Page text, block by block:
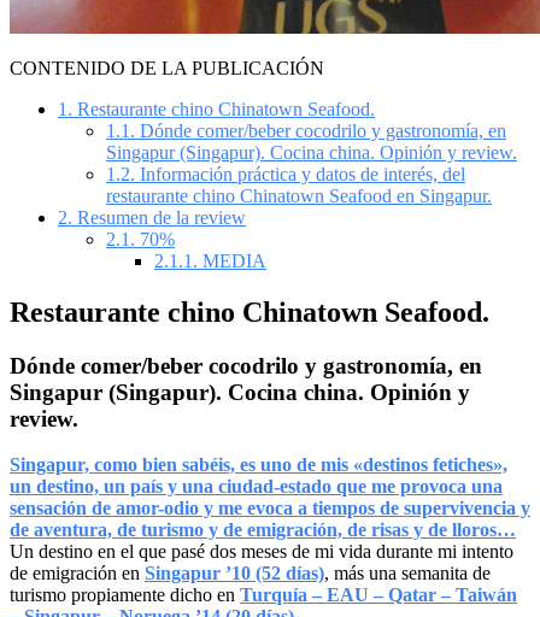
CONTENIDO DE LA PUBLICACIÓN
1. Restaurante chino Chinatown Seafood.
1.1. Dónde comer/beber cocodrilo y gastronomía, en
Singapur (Singapur). Cocina china. Opinión y review.
1.2. Información práctica y datos de interés, del
restaurante chino Chinatown Seafood en Singapur.
2. Resumen de la review
2.1. 70%
2.1.1. MEDIA
Restaurante chino Chinatown Seafood.
Dónde comer/beber cocodrilo y gastronomía, en
Singapur (Singapur). Cocina china. Opinión y
review.
Singapur, como bien sabéis, es uno de mis «destinos fetiches»,
un destino, un país y una ciudad-estado que me provoca una
sensación de amor-odio y me evoca a tiempos de supervivencia y
de aventura, de turismo y de emigración, de risas y de lloros…
Un destino en el que pasé dos meses de mi vida durante mi intento
de emigración en Singapur ’10 (52 días), más una semanita de
turismo propiamente dicho en Turquía – EAU – Qatar – Taiwán